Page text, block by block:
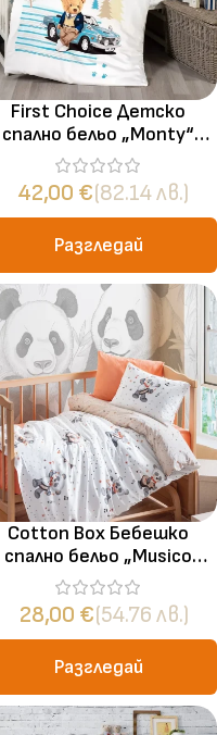
First Choice Детско
спално бельо „Monty“
Бамбук Сатен – 100%
бамбук – 4 части – за
бебешко легло
42,00 €(82.14 лв.)
Разгледай
Cotton Box Бебешко
спално бельо „Musico
Oranj“ Bebek Ranforce –
100% памук – 4 части –
за бебешко легло
28,00 €(54.76 лв.)
Разгледай